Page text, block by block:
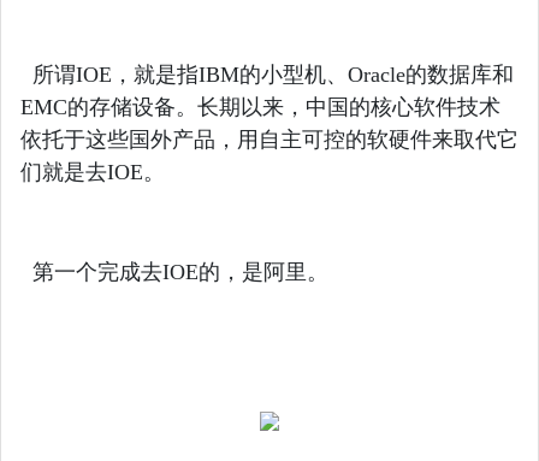
所谓IOE，就是指IBM的小型机、Oracle的数据库和
EMC的存储设备。长期以来，中国的核心软件技术
依托于这些国外产品，用自主可控的软硬件来取代它
们就是去IOE。
第一个完成去IOE的，是阿里。